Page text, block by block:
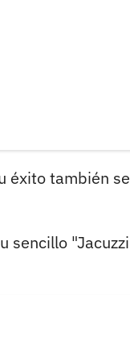
éxito también se
sencillo